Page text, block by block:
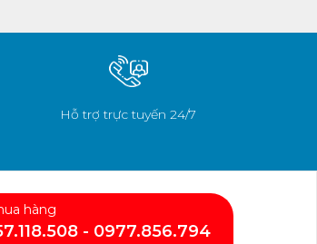
Hỗ trợ trực tuyến 24/7
hàng
- 0977.856.794